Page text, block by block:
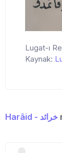
Lugat-ı
Kaynak:
Harâid - خرائد